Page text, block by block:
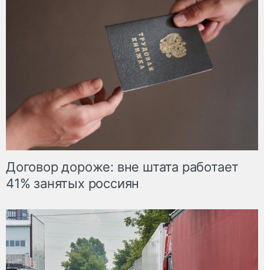
Договор дороже: вне штата работает
41% занятых россиян